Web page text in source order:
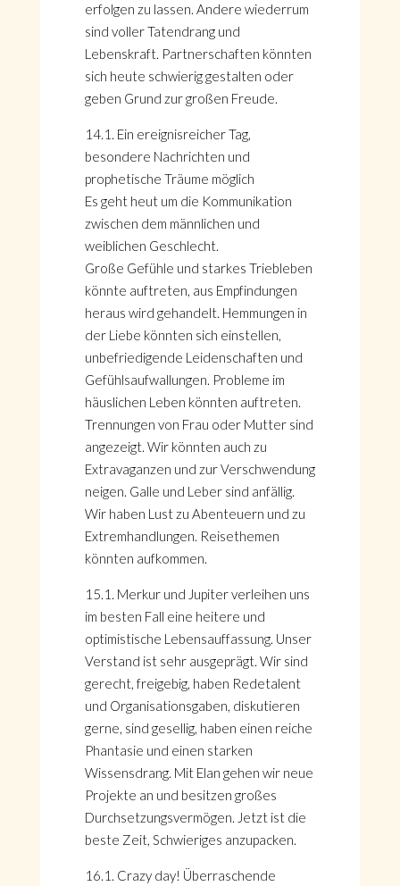
erfolgen zu lassen. Andere wiederrum
sind voller Tatendrang und
Lebenskraft. Partnerschaften könnten
sich heute schwierig gestalten oder
geben Grund zur großen Freude.
14.1. Ein ereignisreicher Tag,
besondere Nachrichten und
prophetische Träume möglich
Es geht heut um die Kommunikation
zwischen dem männlichen und
weiblichen Geschlecht.
Große Gefühle und starkes Triebleben
könnte auftreten, aus Empfindungen
heraus wird gehandelt. Hemmungen in
der Liebe könnten sich einstellen,
unbefriedigende Leidenschaften und
Gefühlsaufwallungen. Probleme im
häuslichen Leben könnten auftreten.
Trennungen von Frau oder Mutter sind
angezeigt. Wir könnten auch zu
Extravaganzen und zur Verschwendung
neigen. Galle und Leber sind anfällig.
Wir haben Lust zu Abenteuern und zu
Extremhandlungen. Reisethemen
könnten aufkommen.
15.1. Merkur und Jupiter verleihen uns
im besten Fall eine heitere und
optimistische Lebensauffassung. Unser
Verstand ist sehr ausgeprägt. Wir sind
gerecht, freigebig, haben Redetalent
und Organisationsgaben, diskutieren
gerne, sind gesellig, haben einen reiche
Phantasie und einen starken
Wissensdrang. Mit Elan gehen wir neue
Projekte an und besitzen großes
Durchsetzungsvermögen. Jetzt ist die
beste Zeit, Schwieriges anzupacken.
16.1. Crazy day! Überraschende